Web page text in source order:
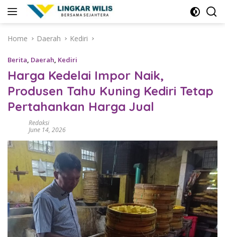
Home
Daerah Kediri
Berita, Daerah, Kediri
Harga Kedelai Impor Naik,
Produsen Tahu Kuning Kediri Tetap
Pertahankan Harga Jual
Redaksi
June 14, 2026